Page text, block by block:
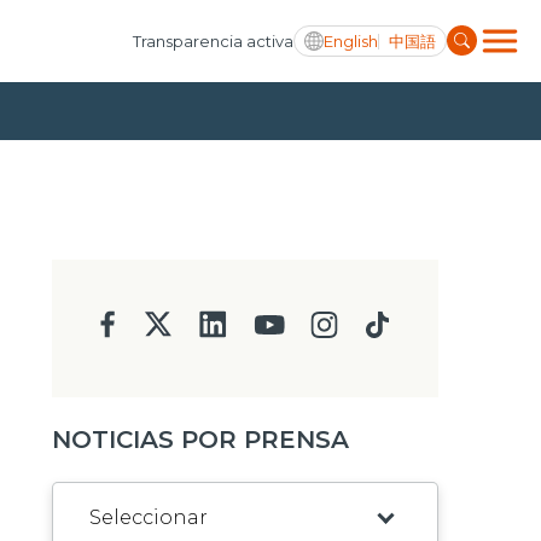
Transparencia activa English 中国語
NOTICIAS POR PRENSA